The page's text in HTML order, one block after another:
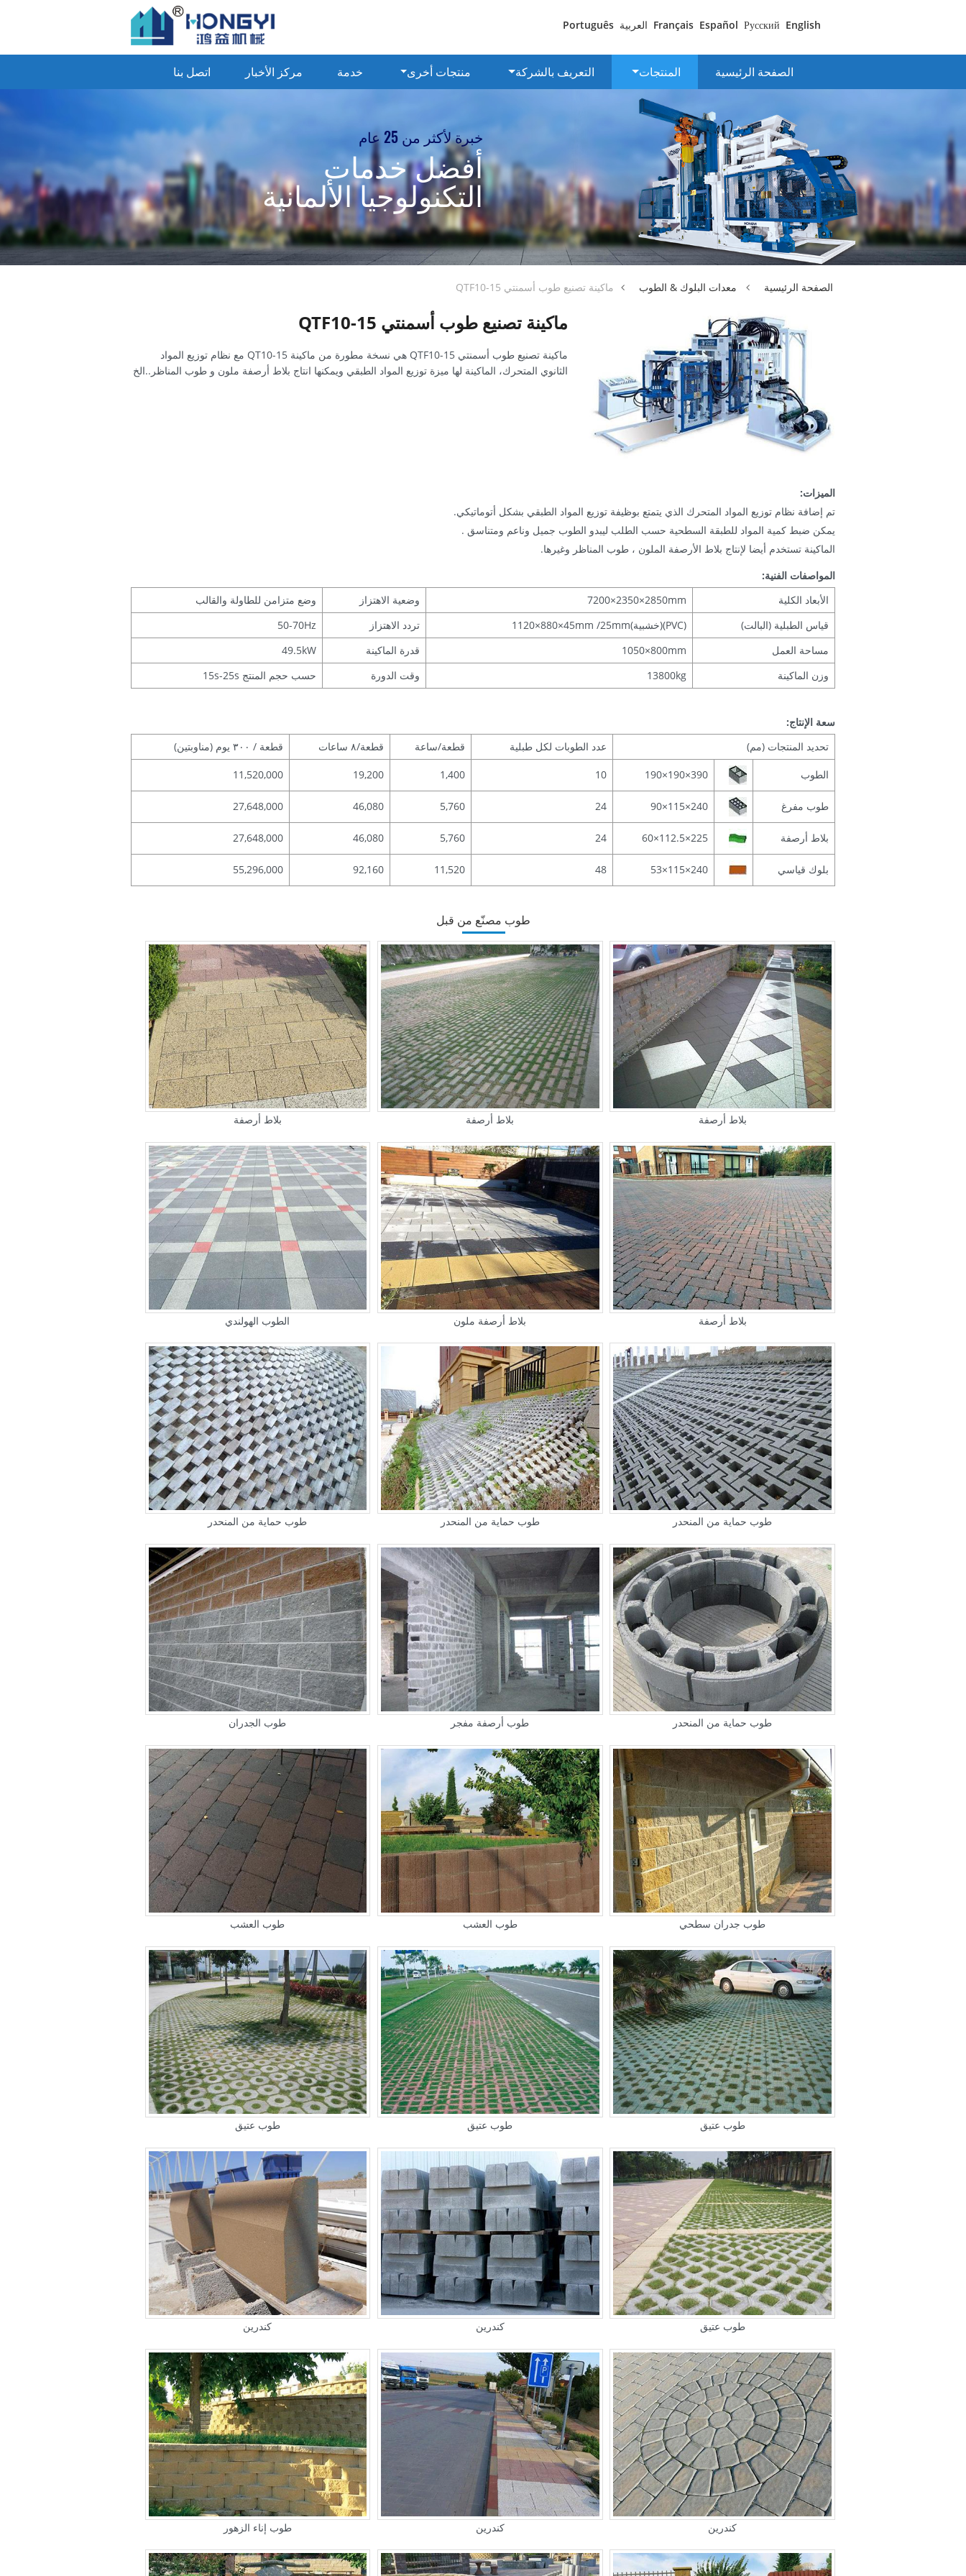
English
Русский
Español
Français العربية Português
الصفحة الرئيسية المنتجات التعريف بالشركة منتجات أخرى خدمة مركز الأخبار اتصل بنا
خبرة لأكثر من 25 عام
أفضل خدمات
التكنولوجيا الألمانية
الصفحة الرئيسية معدات البلوك & الطوب ماكينة تصنيع طوب أسمنتي QTF10-15
ماكينة تصنيع طوب أسمنتي QTF10-15
ماكينة تصنيع طوب أسمنتي QTF10-15 هي نسخة مطورة من ماكينة QT10-15 مع نظام توزيع المواد
الثانوي المتحرك، الماكينة لها ميزة توزيع المواد الطبقي ويمكنها انتاج بلاط أرصفة ملون و طوب المناظر..الخ
الميزات:
تم إضافة نظام توزيع المواد المتحرك الذي يتمتع بوظيفة توزيع المواد الطبقي بشكل أتوماتيكي.
يمكن ضبط كمية المواد للطبقة السطحية حسب الطلب ليبدو الطوب جميل وناعم ومتناسق .
الماكينة تستخدم أيضا لإنتاج بلاط الأرصفة الملون ، طوب المناظر وغيرها.
المواصفات الفنية:
الأبعاد الكلية
7200×2350×2850mm وضعية الاهتزاز
وضع متزامن للطاولة والقالب
قياس الطبلية (البالت)
1120×880×45mm /25mm (خشبية)(PVC) تردد الاهتزاز
50-70Hz
مساحة العمل
1050×800mm قدرة الماكينة
49.5kW
وزن الماكينة
13800kg وقت الدورة 15s-25s حسب حجم المنتج
سعة الإنتاج:
تحديد المنتجات (مم)
عدد الطوبات لكل طبلية قطعة/ساعة قطعة/٨ ساعات قطعة / ٣٠٠ يوم (مناوبتين)
الطوب 390×190×190
10
1,400
19,200
11,520,000
طوب مفرغ 240×115×90
24
5,760
46,080
27,648,000
بلاط أرصفة 225×112.5×60
24
5,760
46,080
27,648,000
بلوك قياسي 240×115×53
48
11,520
92,160
55,296,000
طوب مصنّع من قبل
بلاط أرصفة بلاط أرصفة بلاط أرصفة
بلاط أرصفة بلاط أرصفة ملون الطوب الهولندي
طوب حماية من المنحدر طوب حماية من المنحدر طوب حماية من المنحدر
طوب حماية من المنحدر طوب أرصفة مفجر طوب الجدران
طوب جدران سطحي طوب العشب طوب العشب
طوب عتيق طوب عتيق طوب عتيق
طوب عتيق كندرين كندرين
كندرين كندرين طوب إناء الزهور